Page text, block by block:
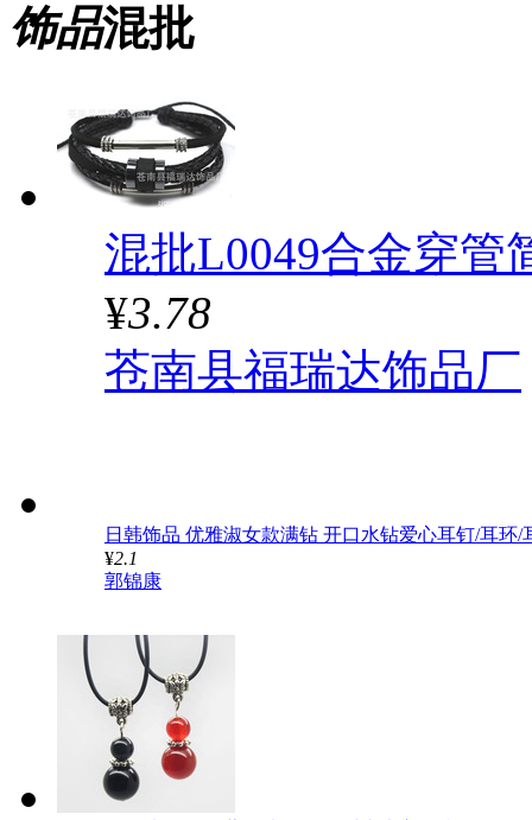
饰品混批
混批L0049合金穿管
¥3.78
苍南县福瑞达饰品厂
日韩饰品 优雅淑女款满钻 开口水钻爱心耳钉/耳环/
¥2.1
郭锦康